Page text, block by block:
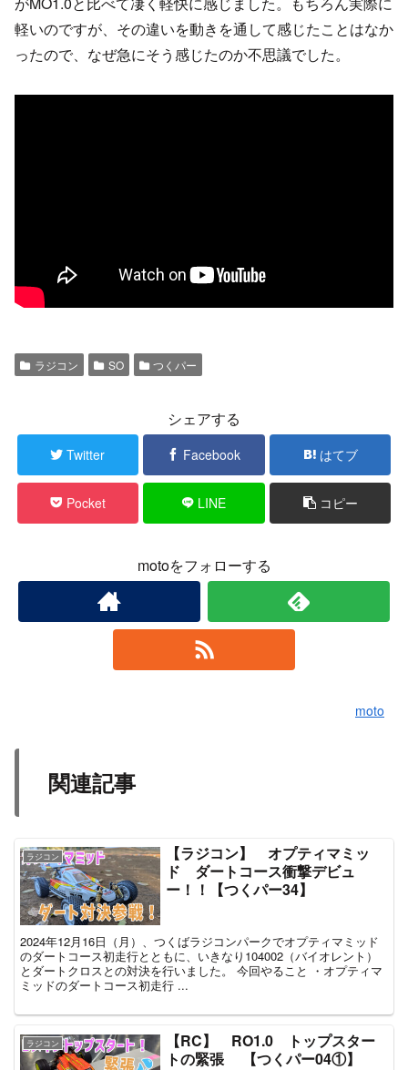
軽いのですが、その違いを動きを通して感じたことはなか
ったので、なぜ急にそう感じたのか不思議でした。
ラジコン SO つくパー
シェアする
Twitter Facebook はてブ
Pocket LINE コピー
motoをフォローする
moto
関連記事
ラジコン
【ラジコン】 オプティマミッ
ド ダートコース衝撃デビュ
ー！！【つくパー34】
2024年12月16日（月）、つくばラジコンパークでオプティマミッド
のダートコース初走行とともに、いきなり104002（バイオレント）
とダートクロスとの対決を行いました。 今回やること ・オプティマ
ミッドのダートコース初走行 ...
ラジコン
【RC】 RO1.0 トップスター
トの緊張 【つくパー04①】